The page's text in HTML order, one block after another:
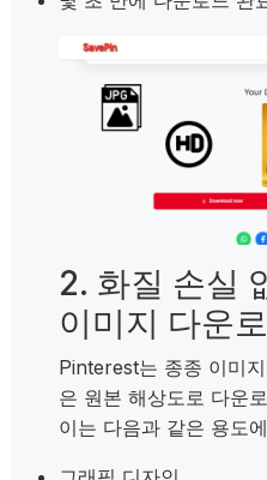
2. 화질 손실
이미지 다운
Pinterest는 종종 이미
은 원본 해상도로 다운
이는 다음과 같은 용도